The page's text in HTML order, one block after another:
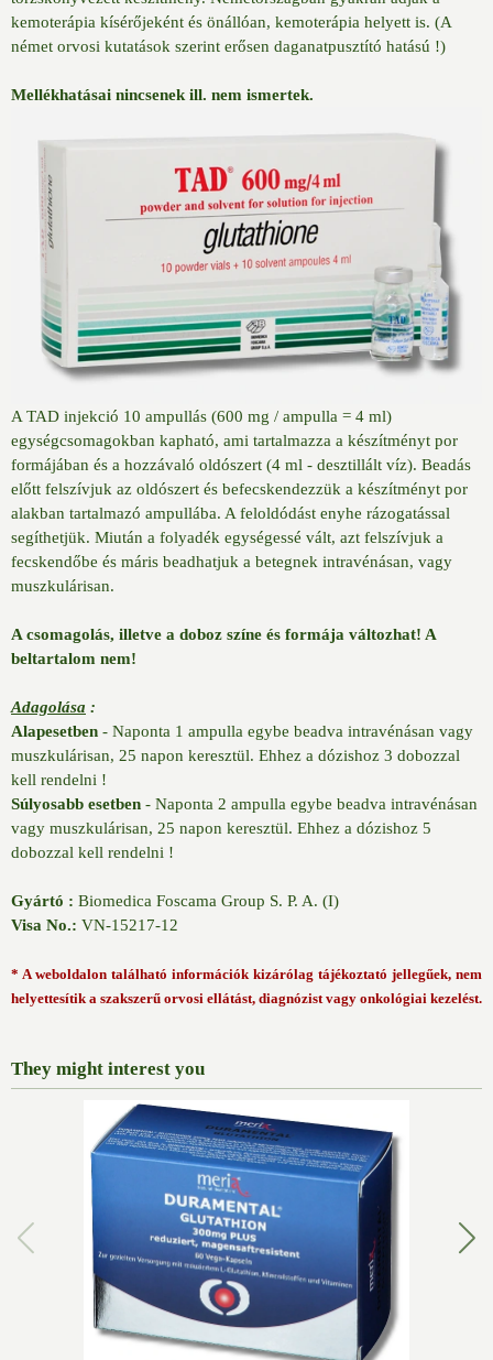
kemoterápia kísérőjeként és önállóan, kemoterápia helyett is. (A
német orvosi kutatások szerint erősen daganatpusztító hatású !)
Mellékhatásai nincsenek ill. nem ismertek.
A TAD injekció 10 ampullás (600 mg / ampulla = 4 ml)
egységcsomagokban kapható, ami tartalmazza a készítményt por
formájában és a hozzávaló oldószert (4 ml - desztillált víz). Beadás
előtt felszívjuk az oldószert és befecskendezzük a készítményt por
alakban tartalmazó ampullába. A feloldódást enyhe rázogatással
segíthetjük. Miután a folyadék egységessé vált, azt felszívjuk a
fecskendőbe és máris beadhatjuk a betegnek intravénásan, vagy
muszkulárisan.
A csomagolás, illetve a doboz színe és formája változhat! A
beltartalom nem!
Adagolása :
Alapesetben - Naponta 1 ampulla egybe beadva intravénásan vagy
muszkulárisan, 25 napon keresztül. Ehhez a dózishoz 3 dobozzal
kell rendelni !
Súlyosabb esetben - Naponta 2 ampulla egybe beadva intravénásan
vagy muszkulárisan, 25 napon keresztül. Ehhez a dózishoz 5
dobozzal kell rendelni !
Gyártó : Biomedica Foscama Group S. P. A. (I)
Visa No.: VN-15217-12
* A weboldalon található információk kizárólag tájékoztató jellegűek, nem
helyettesítik a szakszerű orvosi ellátást, diagnózist vagy onkológiai kezelést.
They might interest you